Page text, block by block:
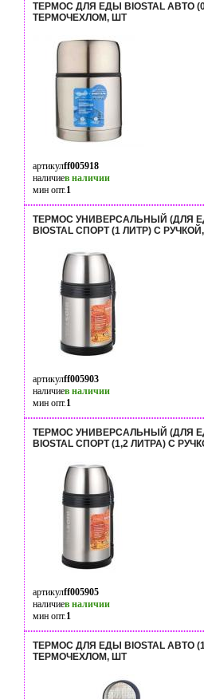
ТЕРМОС ДЛЯ ЕДЫ BIOSTAL АВТО
ТЕРМОЧЕХЛОМ, ШТ
артикулff005918
наличиев наличии
мин опт.1
ТЕРМОС УНИВЕРСАЛЬНЫЙ (ДЛЯ
BIOSTAL СПОРТ (1 ЛИТР) С
артикулff005903
наличиев наличии
мин опт.1
ТЕРМОС УНИВЕРСАЛЬНЫЙ (ДЛЯ
BIOSTAL СПОРТ (1,2 ЛИТРА) С
артикулff005905
наличиев наличии
мин опт.1
ТЕРМОС ДЛЯ ЕДЫ BIOSTAL АВТО
ТЕРМОЧЕХЛОМ, ШТ